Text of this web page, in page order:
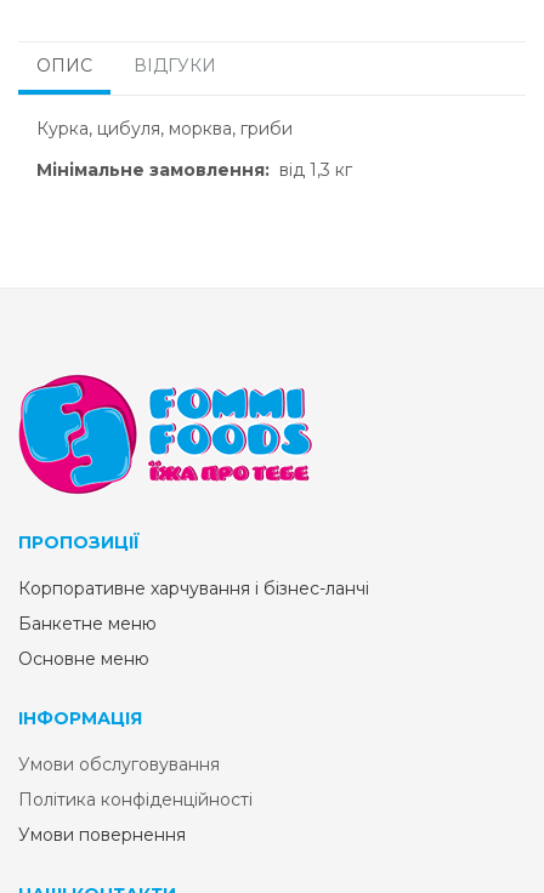
ОПИС ВІДГУКИ
Курка, цибуля, морква, гриби
Мінімальне замовлення: від 1,3 кг
ПРОПОЗИЦІЇ
Корпоративне харчування і бізнес-ланчі
Банкетне меню
Основне меню
ІНФОРМАЦІЯ
Умови обслуговування
Політика конфіденційності
Умови повернення